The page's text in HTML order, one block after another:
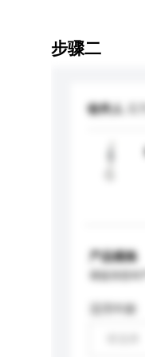
步骤二
收件人
产品规格
适用年龄